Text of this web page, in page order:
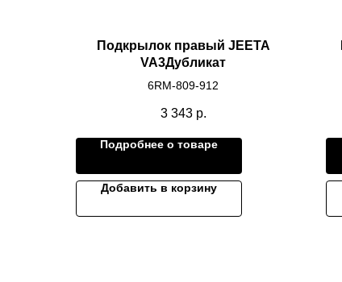
Подкрылок правый JEETA
VA3Дубликат
6RM-809-912
3 343 р.
Подробнее о товаре
Добавить в корзину